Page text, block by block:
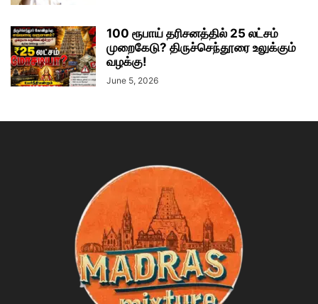
100 ரூபாய் தரிசனத்தில் 25 லட்சம்
முறைகேடு? திருச்செந்தூரை உலுக்கும்
வழக்கு!
June 5, 2026